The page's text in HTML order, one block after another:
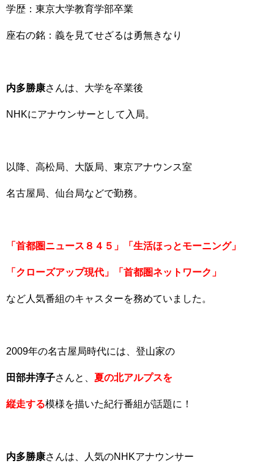
学歴：東京大学教育学部卒業
座右の銘：義を見てせざるは勇無きなり
内多勝康さんは、大学を卒業後
NHKにアナウンサーとして入局。
以降、高松局、大阪局、東京アナウンス室
名古屋局、仙台局などで勤務。
「首都圏ニュース８４５」「生活ほっとモーニング」
「クローズアップ現代」「首都圏ネットワーク」
など人気番組のキャスターを務めていました。
2009年の名古屋局時代には、登山家の
田部井淳子さんと、 夏の北アルプスを
縦走する模様を描いた紀行番組が話題に！
内多勝康さんは、人気のNHKアナウンサー